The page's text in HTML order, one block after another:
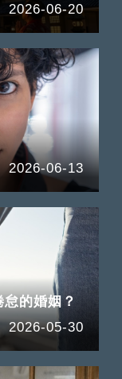
2026-06-20
2026-06-13
的婚姻？
2026-05-30